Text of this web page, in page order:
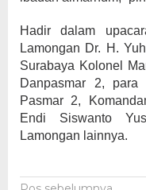
Hadir dalam
Lamongan Dr. H.
Surabaya Kolonel
Danpasmar 2, para
Pasmar 2,
Endi Siswanto
Lamongan lainnya.